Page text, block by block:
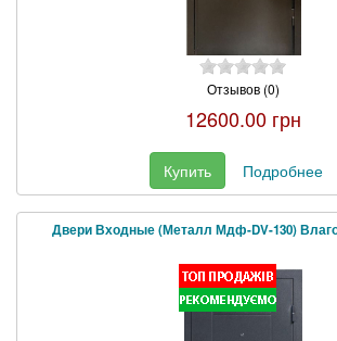
Отзывов (0)
12600.00 грн
Купить Подробнее
Двери Входные (Металл Мдф-DV-130)